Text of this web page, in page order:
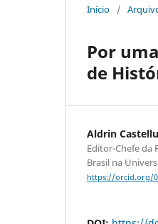
Início /
Por
de
Aldrin
Editor-Chefe da
Brasil na
https://orcid.org/